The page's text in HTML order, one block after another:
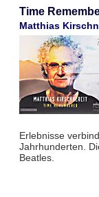
Time
Matthias
Erlebnisse
Jahrhunderten.
Beatles.